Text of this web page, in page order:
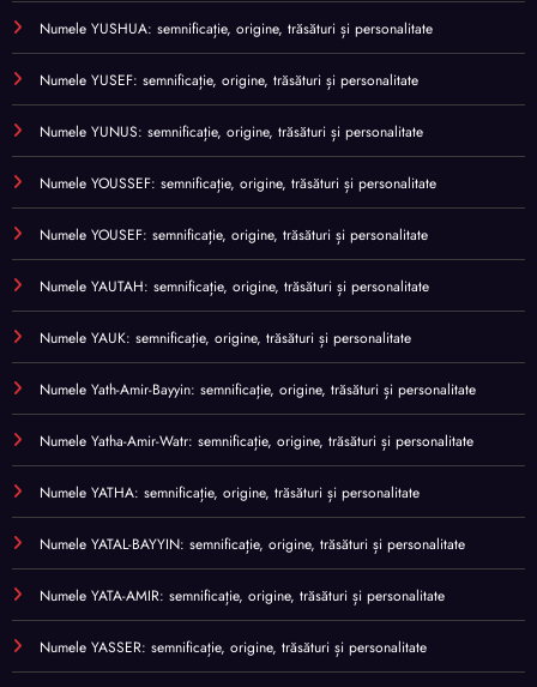
Numele YUSHUA: semnificație, origine, trăsături și personalitate
Numele YUSEF: semnificație, origine, trăsături și personalitate
Numele YUNUS: semnificație, origine, trăsături și personalitate
Numele YOUSSEF: semnificație, origine, trăsături și personalitate
Numele YOUSEF: semnificație, origine, trăsături și personalitate
Numele YAUTAH: semnificație, origine, trăsături și personalitate
Numele YAUK: semnificație, origine, trăsături și personalitate
Numele Yath-Amir-Bayyin: semnificație, origine, trăsături și personalitate
Numele Yatha-Amir-Watr: semnificație, origine, trăsături și personalitate
Numele YATHA: semnificație, origine, trăsături și personalitate
Numele YATAL-BAYYIN: semnificație, origine, trăsături și personalitate
Numele YATA-AMIR: semnificație, origine, trăsături și personalitate
Numele YASSER: semnificație, origine, trăsături și personalitate